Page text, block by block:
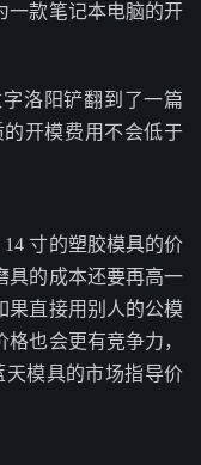
一款笔记本电脑的开
洛阳铲翻到了一篇
开模费用不会低于
寸的塑胶模具的价
具的成本还要再高一
果直接用别人的公模
也会更有竞争力，
天模具的市场指导价